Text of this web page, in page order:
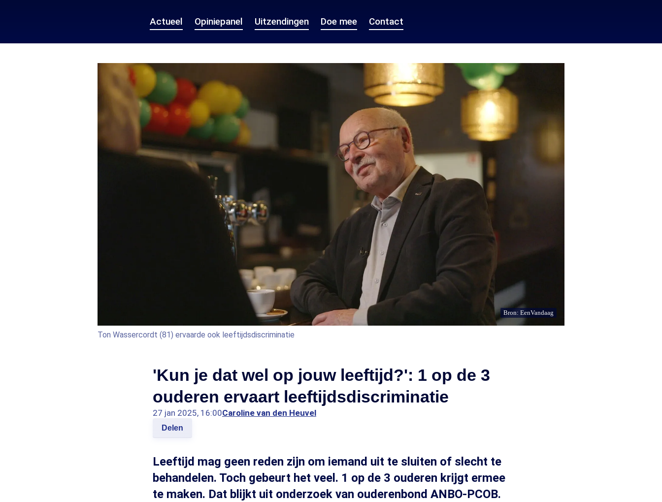
Actueel Opiniepanel Uitzendingen Doe mee Contact
Bron: EenVandaag
Ton Wassercordt (81) ervaarde ook leeftijdsdiscriminatie
'Kun je dat wel op jouw leeftijd?': 1 op de 3
ouderen ervaart leeftijdsdiscriminatie
27 jan 2025, 16:00Caroline van den Heuvel
Delen
Leeftijd mag geen reden zijn om iemand uit te sluiten of slecht te
behandelen. Toch gebeurt het veel. 1 op de 3 ouderen krijgt ermee
te maken. Dat blijkt uit onderzoek van ouderenbond ANBO-PCOB.